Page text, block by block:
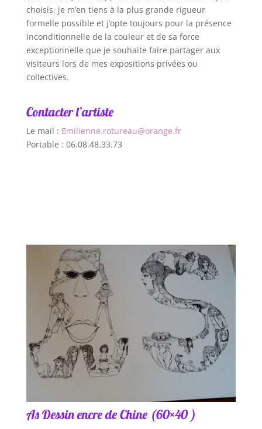
choisis, je m’en tiens à la plus grande rigueur
formelle possible et j’opte toujours pour la présence
inconditionnelle de la couleur et de sa force
exceptionnelle que je souhaite faire partager aux
visiteurs lors de mes expositions privées ou
collectives.
Contacter l’artiste
Le mail : Emilienne.rotureau@orange.fr
Portable : 06.08.48.33.73
As Dessin encre de Chine (60×40 )